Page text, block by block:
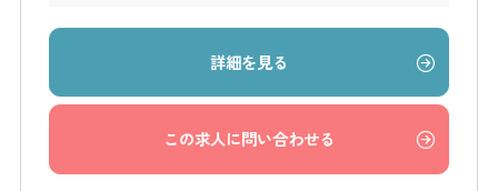
詳細を見る
この求人に問い合わせる